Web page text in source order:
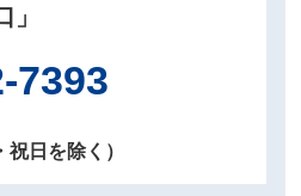
」
7393
⽇を除く）